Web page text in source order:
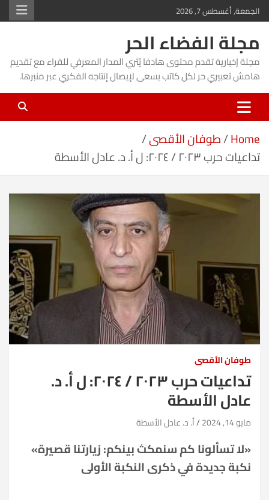
Skip
to
content
الجمعة, أغسطس 7, 2026
مجلة الفضاء الحر
مجلة إخبارية تقدم محتوى هادفا يُثري المدار المعرفي للقراء مع تقديم
هامش تعبيري حر لكل كاتب يسعى لإيصال إنتاجه الفكري عبر منبرها.
Home طوفان الأقصى
تداعيات حرب ٢٠٢٣ / ٢٠٢٤: ل أ. د. عادل الأسطة
طوفان الأقصى
تداعيات حرب ٢٠٢٣ / ٢٠٢٤: ل أ. د.
عادل الأسطة
مايو 14, 2024 أ. د. عادل الأسطة
«لا تسألونا كم سنمكث بينكم: زيارتنا قصيرة»
نكبة جديدة في ذكرى النكبة الأولى